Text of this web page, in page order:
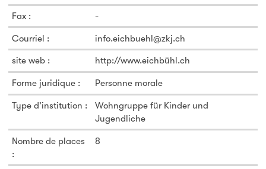
Fax : -
Courriel : info.eichbuehl@zkj.ch
site web : http://www.eichbühl.ch
Forme juridique : Personne morale
Type d'institution :
Wohngruppe für Kinder und
Jugendliche
Nombre de places
:
8